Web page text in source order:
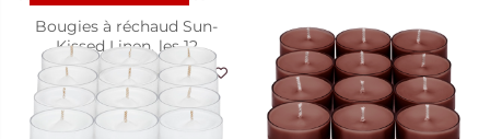
Bougies à réchaud Sun-
Kissed Linen, les 12
CHF 18.95
44